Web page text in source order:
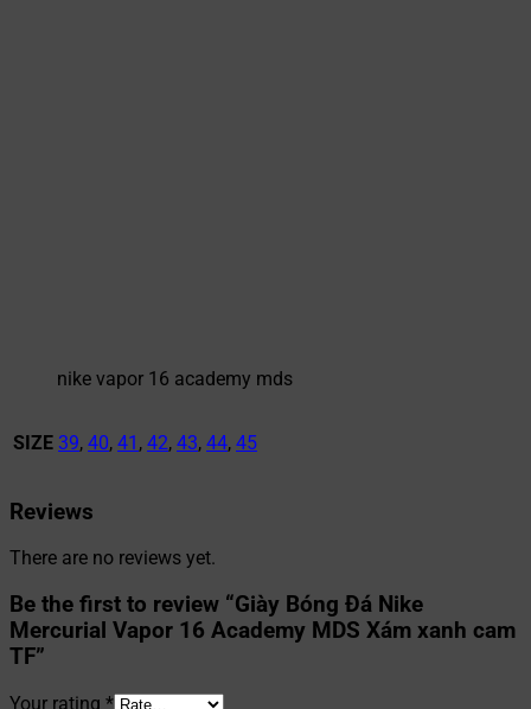
nike vapor 16 academy mds
SIZE 39, 40, 41 , 42, 43, 44, 45
Reviews
There are no reviews yet.
Be the first to review “Giày Bóng Đá Nike
Mercurial Vapor 16 Academy MDS Xám xanh cam
TF”
Your rating *